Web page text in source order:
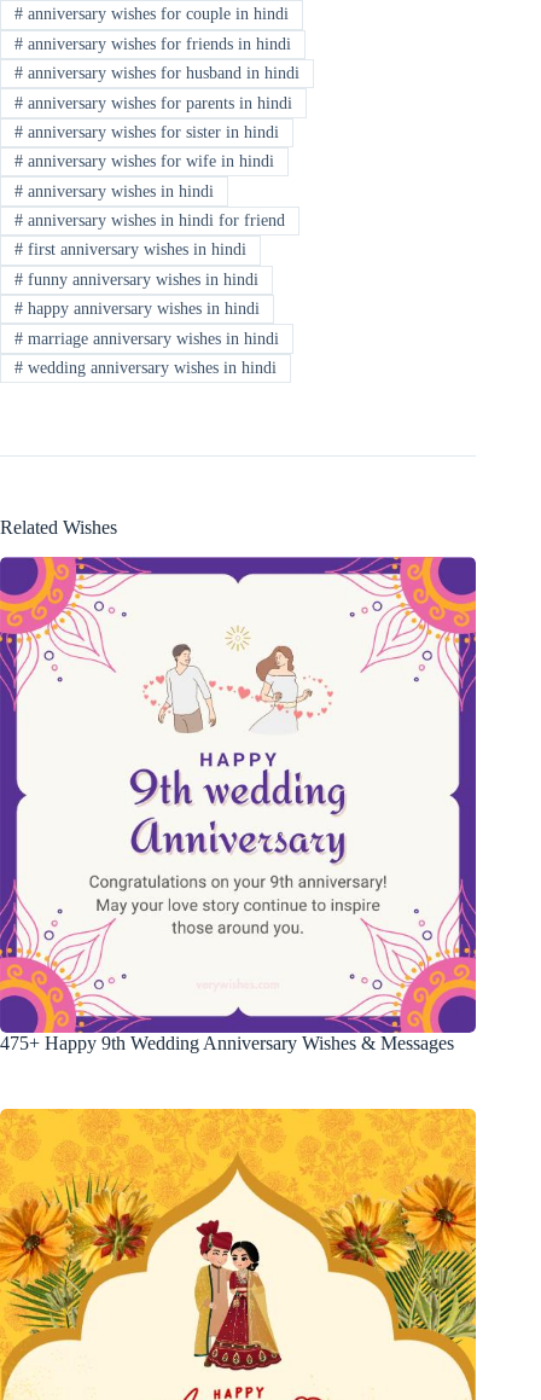
#anniversary wishes for couple in hindi
#anniversary wishes for friends in hindi
#anniversary wishes for husband in hindi
#anniversary wishes for parents in hindi
#anniversary wishes for sister in hindi
#anniversary wishes for wife in hindi
#anniversary wishes in hindi
#anniversary wishes in hindi for friend
#first anniversary wishes in hindi
#funny anniversary wishes in hindi
#happy anniversary wishes in hindi
#marriage anniversary wishes in hindi
#wedding anniversary wishes in hindi
Related Wishes
475+ Happy 9th Wedding Anniversary Wishes & Messages